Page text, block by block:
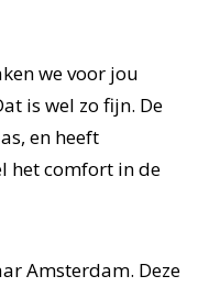
we voor jou
is wel zo fijn. De
en heeft
het comfort in de
Amsterdam. Deze